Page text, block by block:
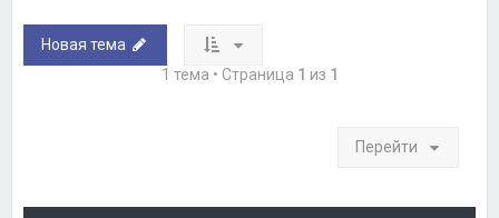
Новая тема
1 тема • Страница 1 из 1
Перейти